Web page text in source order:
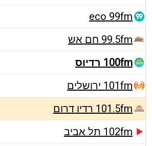
eco 99fm
99.5fm חם אש
100fm רדיוס
101fm ירושלים
101.5fm רדיו דרום
102fm תל אביב